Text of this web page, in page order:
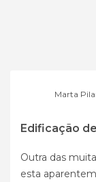
Marta
Edificação
Outra das
esta